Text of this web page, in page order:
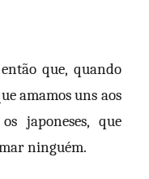
que, quando
amamos uns aos
japoneses, que
ninguém.